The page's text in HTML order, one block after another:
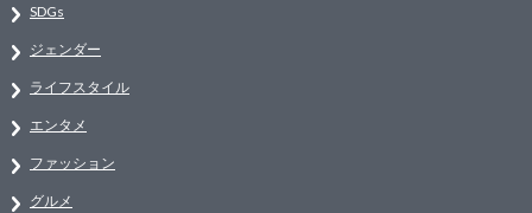
SDGs
ジェンダー
ライフスタイル
エンタメ
ファッション
グルメ